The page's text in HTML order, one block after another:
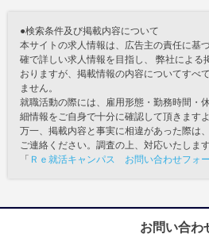
●検索条件及び掲載内容について
本サイトの求人情報は、広告主の責任に基
確で詳しい求人情報を目指し、 弊社による
おりますが、掲載情報の内容についてすべ
ません。
就職活動の際には、雇用形態・勤務時間・
細情報をご自身で十分に確認して頂きます
万一、掲載内容と事実に相違があった際は
ご連絡ください。調査の上、対応いたします
「 Ｒｅ就活キャンパス お問い合わせフォ
お問い合わ